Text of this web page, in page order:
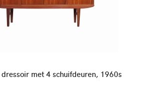
met 4 schuifdeuren, 1960s